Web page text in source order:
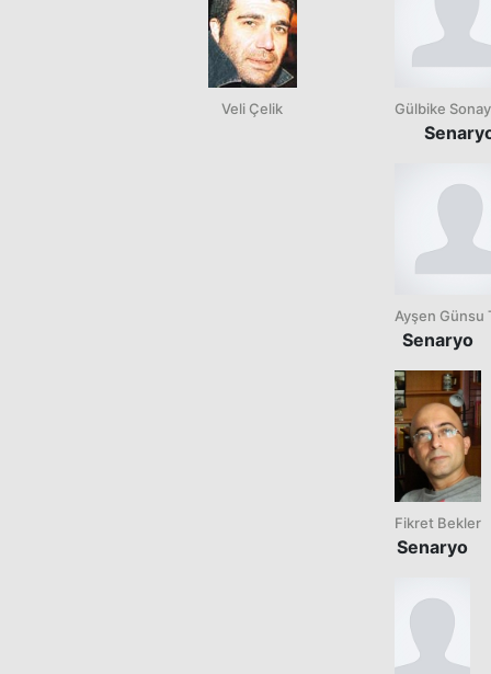
Veli Çelik Gülbike
Ayşen Günsu
Senaryo
Fikret Bekler
Senaryo